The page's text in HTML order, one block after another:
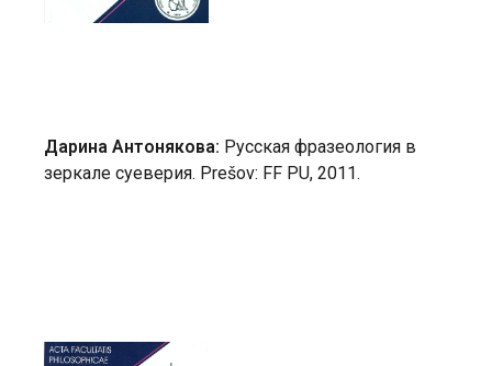
Дарина Антонякова: Русская фразеология в
зеркале суеверия. Prešov: FF PU, 2011.